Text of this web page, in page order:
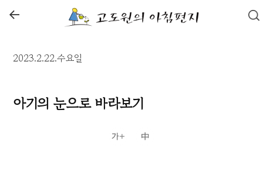
←
2023.2.22.수요일
아기의 눈으로 바라보기